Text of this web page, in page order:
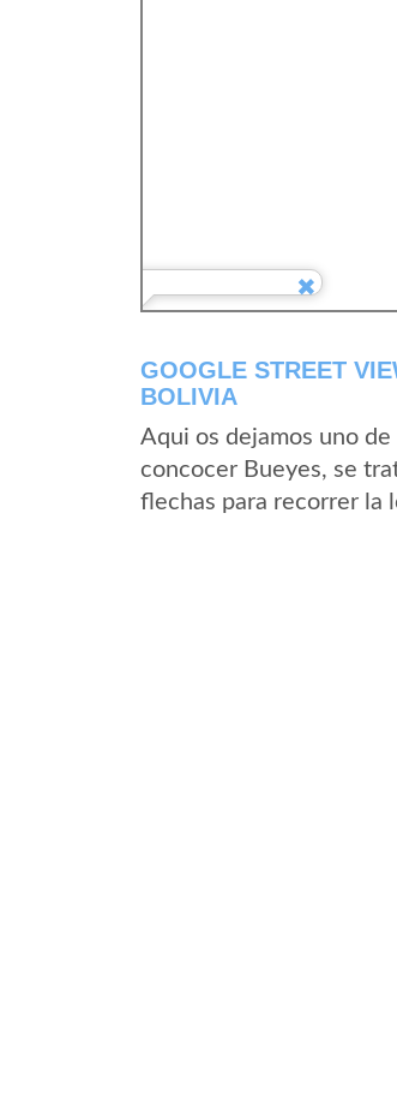
GOOGLE STREET
BOLIVIA
Aqui os dejamos uno
concocer Bueyes, se
flechas para recorrer la